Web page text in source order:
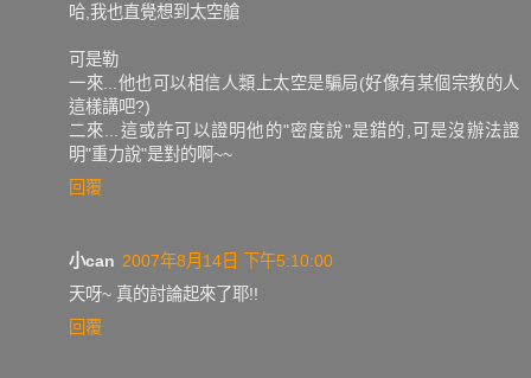
哈,我也直覺想到太空艙
可是勒
一來...他也可以相信人類上太空是騙局(好像有某個宗教的人
這樣講吧?)
二來...這或許可以證明他的"密度說"是錯的,可是沒辦法證
明"重力說"是對的啊~~
回覆
小can 2007年8月14日 下午5:10:00
天呀~ 真的討論起來了耶!!
回覆